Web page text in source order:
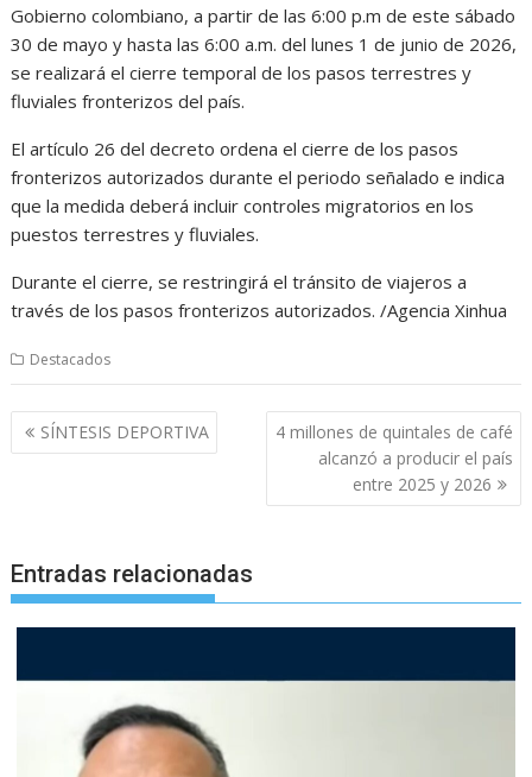
Gobierno colombiano, a partir de las 6:00 p.m de este sábado
30 de mayo y hasta las 6:00 a.m. del lunes 1 de junio de 2026,
se realizará el cierre temporal de los pasos terrestres y
fluviales fronterizos del país.
El artículo 26 del decreto ordena el cierre de los pasos
fronterizos autorizados durante el periodo señalado e indica
que la medida deberá incluir controles migratorios en los
puestos terrestres y fluviales.
Durante el cierre, se restringirá el tránsito de viajeros a
través de los pasos fronterizos autorizados. /Agencia Xinhua
Destacados
Navegación
de
SÍNTESIS DEPORTIVA
4 millones de quintales de café
alcanzó a producir el país
entre 2025 y 2026
Entradas relacionadas